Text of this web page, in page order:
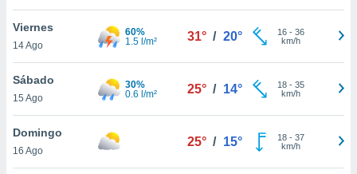
cookies
aceptar
Viernes
14 Ago
60%
1.5 l/m²
31° / 20° 16- 36
km/h
Sábado
15 Ago
30%
0.6 l/m²
25° / 14° 18- 35
km/h
Domingo
16 Ago
25° / 15° 18- 37
km/h